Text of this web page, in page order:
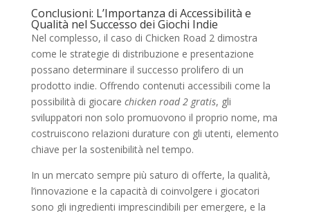
Conclusioni: L’Importanza di Accessibilità e
Qualità nel Successo dei Giochi Indie
Nel complesso, il caso di Chicken Road 2 dimostra
come le strategie di distribuzione e presentazione
possano determinare il successo prolifero di un
prodotto indie. Offrendo contenuti accessibili come la
possibilità di giocare chicken road 2 gratis, gli
sviluppatori non solo promuovono il proprio nome, ma
costruiscono relazioni durature con gli utenti, elemento
chiave per la sostenibilità nel tempo.
In un mercato sempre più saturo di offerte, la qualità,
l’innovazione e la capacità di coinvolgere i giocatori
sono gli ingredienti imprescindibili per emergere, e la